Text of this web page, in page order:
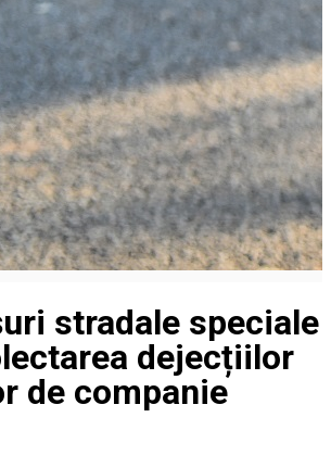
stradale speciale
dejecțiilor
de companie